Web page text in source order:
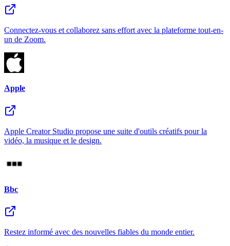
Connectez-vous et collaborez sans effort avec la plateforme tout-en-
un de Zoom.
Apple
Apple Creator Studio propose une suite d'outils créatifs pour la
vidéo, la musique et le design.
Bbc
Restez informé avec des nouvelles fiables du monde entier.